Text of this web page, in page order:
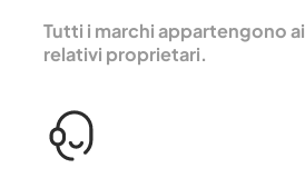
Tutti i marchi appartengono ai
relativi proprietari.